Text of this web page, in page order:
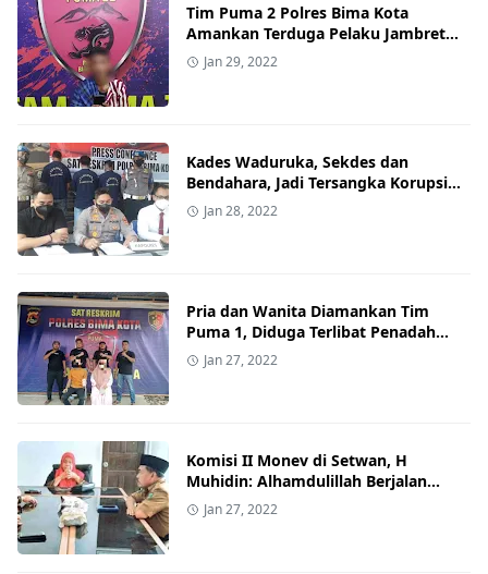
Tim Puma 2 Polres Bima Kota
Amankan Terduga Pelaku Jambret
dan Penadah
Jan 29, 2022
Kades Waduruka, Sekdes dan
Bendahara, Jadi Tersangka Korupsi
Dana Desa
Jan 28, 2022
Pria dan Wanita Diamankan Tim
Puma 1, Diduga Terlibat Penadah
Handphone
Jan 27, 2022
Komisi II Monev di Setwan, H
Muhidin: Alhamdulillah Berjalan
Lancar
Jan 27, 2022